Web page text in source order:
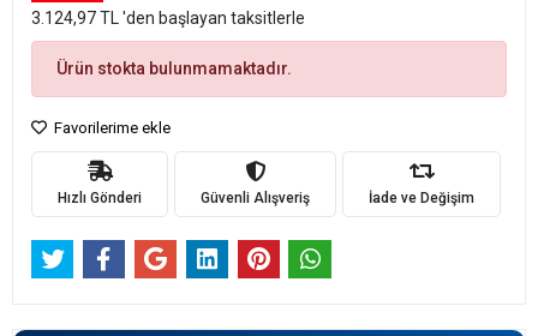
3.124,97 TL 'den başlayan taksitlerle
Ürün stokta bulunmamaktadır.
Favorilerime ekle
Hızlı Gönderi Güvenli Alışveriş İade ve Değişim